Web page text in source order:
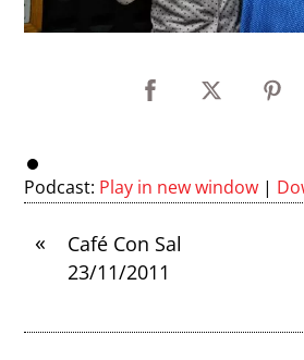
Podcast: Play in new window |
«
Café Con Sal
23/11/2011